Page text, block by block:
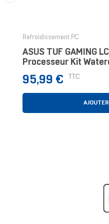
Refroidissement PC
ASUS TUF GAMING
Processeur Kit
Prix
95,99 € TTC